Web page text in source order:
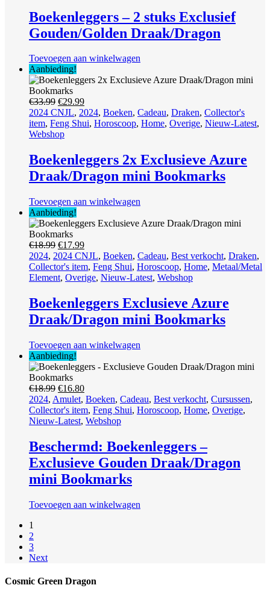
Boekenleggers – 2 stuks Exclusief
Gouden/Golden Draak/Dragon
Toevoegen aan winkelwagen
Aanbieding!
€33.99 Oorspronkelijke
prijs
was:
€33.99.
€29.99Huidige
prijs
is:
2024 CNJL, 2024, Boeken, Cadeau, Draken, Collector's
item, Feng Shui, Horoscoop, Home, Overige, Nieuw-Latest,
Webshop
Boekenleggers 2x Exclusieve Azure
Draak/Dragon mini Bookmarks
Toevoegen aan winkelwagen
Aanbieding!
€18.99 Oorspronkelijke
prijs
was:
€18.99.
€17.99Huidige
prijs
is:
€17.99.
2024, 2024 CNJL, Boeken, Cadeau, Best verkocht, Draken,
Collector's item, Feng Shui, Horoscoop, Home, Metaal/Metal
Element, Overige, Nieuw-Latest, Webshop
Boekenleggers Exclusieve Azure
Draak/Dragon mini Bookmarks
Toevoegen aan winkelwagen
Aanbieding!
€18.99 Oorspronkelijke
prijs
was:
€18.99.
€16.80Huidige
prijs
is:
€16.80.
2024, Amulet, Boeken, Cadeau, Best verkocht, Cursussen,
Collector's item, Feng Shui, Horoscoop, Home, Overige,
Nieuw-Latest, Webshop
Beschermd: Boekenleggers –
Exclusieve Gouden Draak/Dragon
mini Bookmarks
Toevoegen aan winkelwagen
1
2
3
Next
Cosmic Green Dragon